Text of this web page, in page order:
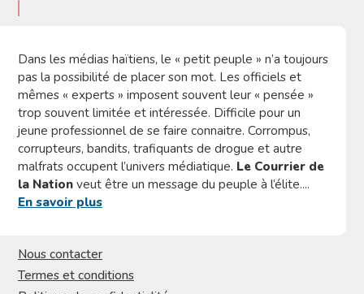
Dans les médias haïtiens, le « petit peuple » n’a toujours
pas la possibilité de placer son mot. Les officiels et
mêmes « experts » imposent souvent leur « pensée »
trop souvent limitée et intéressée. Difficile pour un
jeune professionnel de se faire connaitre. Corrompus,
corrupteurs, bandits, trafiquants de drogue et autre
malfrats occupent l’univers médiatique. Le Courrier de
la Nationveut être un message du peuple à l’élite....
En savoir plus
Nous contacter
Termes et conditions